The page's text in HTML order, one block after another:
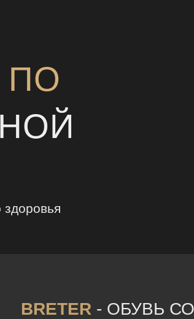
ПО
BRETER - ОБУВЬ